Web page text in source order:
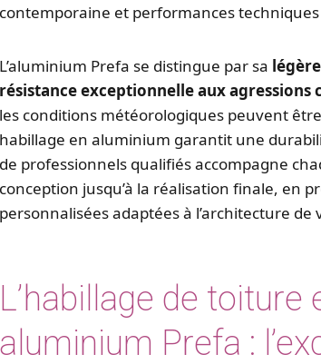
contemporaine et performances
L’aluminium Prefa se distingue par sa
résistance exceptionnelle aux agressions
les conditions météorologiques peuvent
habillage en aluminium garantit une
de professionnels qualifiés accompagne
conception jusqu’à la réalisation finale, en
personnalisées adaptées à l’architecture de
L’habillage de toiture
aluminium Prefa :